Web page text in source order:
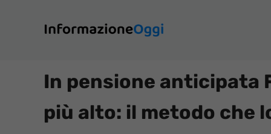
contenuto
In pensione anticipata
più alto: il metodo che